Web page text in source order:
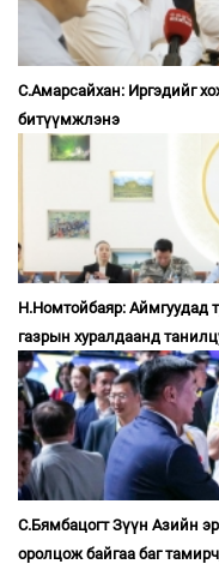
С.Амарсайхан: Иргэдийг
битүүмжлэнэ
Н.Номтойбаяр: Аймгуудад
газрын хуралдаанд
С.Бямбацогт Зүүн Азийн
оролцож байгаа баг